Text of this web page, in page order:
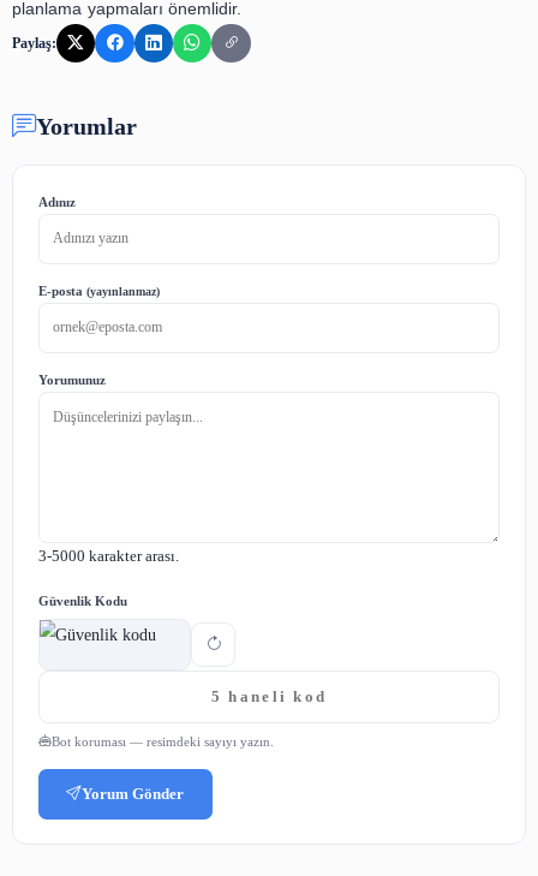
kullanıcıların memnuniyetini arttırır ve
sadakatini sağlar.
Sonuç olarak, interaktif sanal tur, işletmeler için yeni
fazla bilgi sahibi olmalarını sağlayan bu teknoloji,
müşteri potansiyelini genişletir ve müşteri deneyimini
işletmelerin interaktif sanal tur teknolojisine yatırım
müşteri memnuniyetini arttıracak ve işletmelerin
Bu başlık altında, işletmelerin
teknolojisini nasıl
değinebilirsiniz. Örneğin,
veya otellerin sanal turlar
potansiyel müşterilere daha iyi bir
görsel sunabileceklerini ve bu
daha fazla müşteri